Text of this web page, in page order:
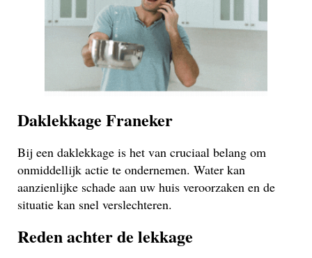
Daklekkage Franeker
Bij een daklekkage is het van cruciaal belang om
onmiddellijk actie te ondernemen. Water kan
aanzienlijke schade aan uw huis veroorzaken en de
situatie kan snel verslechteren.
Reden achter de lekkage